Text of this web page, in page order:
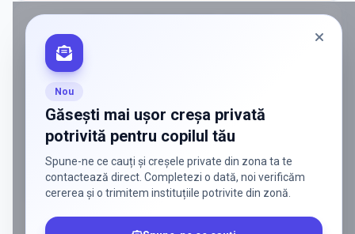
Nou
Găsești mai ușor creșa privată
potrivită pentru copilul tău
Spune-ne ce cauți și creșele private din zona ta te
contactează direct. Completezi o dată, noi verificăm
cererea și o trimitem instituțiile potrivite din zonă.
ADS
cu familiile care au nevoie de ele — fără
reclamă generală, fără risipă.
Discută despre o colaborare